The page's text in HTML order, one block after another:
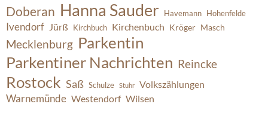
Doberan Hanna Sauder Havemann Hohenfelde
Ivendorf Jürß Kirchbuch Kirchenbuch Kröger Masch
Mecklenburg Parkentin
Parkentiner Nachrichten Reincke
Rostock Saß Schulze Stuhr Volkszählungen
Warnemünde Westendorf Wilsen